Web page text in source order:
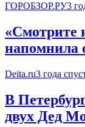
ГОРОБЗОР.РУ3
«Смотрите
напомнила
Deita.ru3 года
В
двух Дед